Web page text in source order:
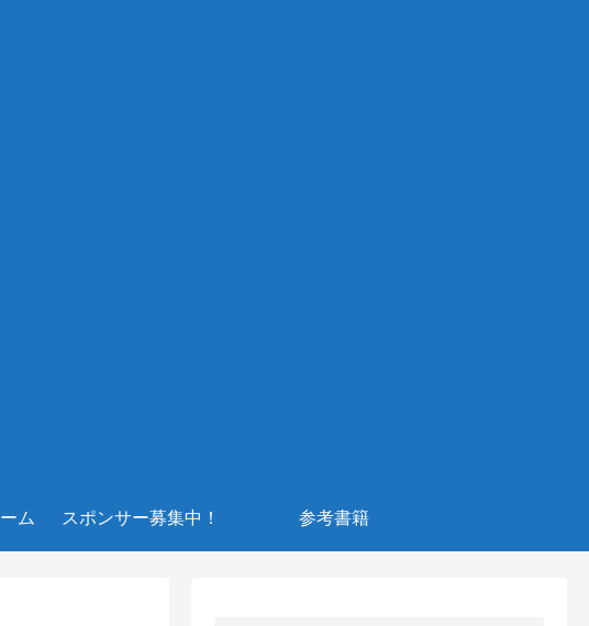
ム スポンサー募集中！ 参考書籍